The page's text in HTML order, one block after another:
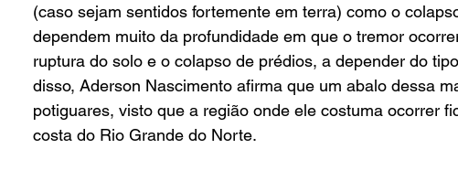
(caso sejam sentidos fortemente em terra) como o
dependem muito da profundidade em que o tremor
ruptura do solo e o colapso de prédios, a depender do
disso, Aderson Nascimento afirma que um abalo dessa
potiguares, visto que a região onde ele costuma ocorrer
costa do Rio Grande do Norte.